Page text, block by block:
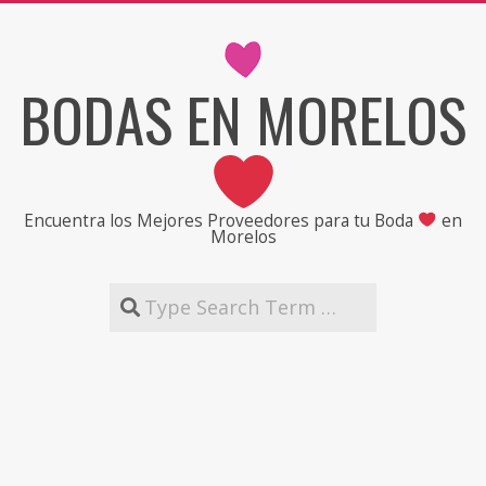
BODAS EN MORELOS
Encuentra los Mejores Proveedores para tu Boda en
Morelos
Search